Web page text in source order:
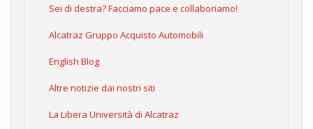
Sei di destra? Facciamo pace e collaboriamo!
Alcatraz Gruppo Acquisto Automobili
English Blog
Altre notizie dai nostri siti
La Libera Università di Alcatraz